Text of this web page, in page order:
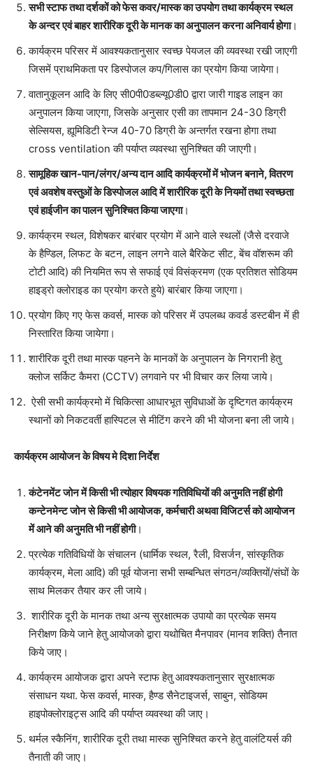
सभी स्टाफ तथा दर्शकों को फेस कवर/मास्क का उपयोग तथा कार्यक्रम स्थल
के अन्दर एवं बाहर शारीरिक दूरी के मानक का अनुपालन करना अनिवार्य होगा।
कार्यक्रम परिसर में आवश्यकतानुसार स्वच्छ पेयजल की व्यवस्था रखी जाएगी
जिसमें प्राथमिकता पर डिस्पोजल कप/गिलास का प्रयोग किया जायेगा।
वातानुकूलन आदि के लिए सी0पी0डब्ल्यू0डी0 द्वारा जारी गाइड लाइन का
अनुपालन किया जाएगा, जिसके अनुसार एसी का तापमान 24-30 डिग्री
सेल्सियस, ह्यूमिडिटी रेन्ज 40-70 डिग्री के अन्तर्गत रखना होगा तथा
cross ventilation की पर्याप्त व्यवस्था सुनिश्चित की जाएगी।
सामूहिक खान-पान/लंगर/अन्य दान आदि कार्यक्रमों में भोजन बनाने, वितरण
एवं अवशेष वस्तुओं के डिस्पोजल आदि में शारीरिक दूरी के नियमों तथा स्वच्छता
एवं हाईजीन का पालन सुनिश्चित किया जाएगा।
कार्यक्रम स्थल, विशेषकर बारंबार प्रयोग में आने वाले स्थलों (जैसे दरवाजे
के हैण्डिल, लिफट के बटन, लाइन लगने वाले बैरिकेट सीट, बेंच वॉशरूम की
टोटी आदि) की नियमित रूप से सफाई एवं विसंक्रमण (एक प्रतिशत सोडियम
हाइड्रो क्लोराइड का प्रयोग करते हुये) बारंबार किया जाएगा।
प्रयोग किए गए फेस कवर्स, मास्क को परिसर में उपलब्ध कवर्ड डस्टबीन में ही
निस्तारित किया जायेगा।
शारीरिक दूरी तथा मास्क पहनने के मानकों के अनुपालन के निगरानी हेतु
क्लोज सर्किट कैमरा (CCTV) लगवाने पर भी विचार कर लिया जाये।
ऐसी सभी कार्यक्रमो में चिकित्सा आधारभूत सुविधाओं के दृष्टिगत कार्यक्रम
स्थानों को निकटवर्ती हास्पिटल से मीटिंग करने की भी योजना बना ली जाये।
कार्यक्रम आयोजन के विषय मे दिशा निर्देश
कंटेनमेंट जोन में किसी भी त्योहार विषयक गतिविधियों की अनुमति नहीं होगी
कन्टेनमेन्ट जोन से किसी भी आयोजक, कर्मचारी अथवा विजिटर्स को आयोजन
में आने की अनुमति भी नहीं होगी।
प्रत्येक गतिविधियों के संचालन (धार्मिक स्थल, रैली, विसर्जन, सांस्कृतिक
कार्यक्रम, मेला आदि) की पूर्व योजना सभी सम्बन्धित संगठन/व्यक्तियों/संघों के
साथ मिलकर तैयार कर ली जाये।
शारीरिक दूरी के मानक तथा अन्य सुरक्षात्मक उपायो का प्रत्येक समय
निरीक्षण किये जाने हेतु आयोजको द्वारा यथोचित मैनपावर (मानव शक्ति) तैनात
किये जाए।
कार्यक्रम आयोजक द्वारा अपने स्टाफ हेतु आवश्यकतानुसार सुरक्षात्मक
संसाधन यथा. फेस कवर्स, मास्क, हैण्ड सैनेटाइजर्स, साबुन, सोडियम
हाइपोक्लोराइट्स आदि की पर्याप्त व्यवस्था की जाए।
थर्मल स्कैनिंग, शारीरिक दूरी तथा मास्क सुनिश्चित करने हेतु वालंटियर्स की
तैनाती की जाए।